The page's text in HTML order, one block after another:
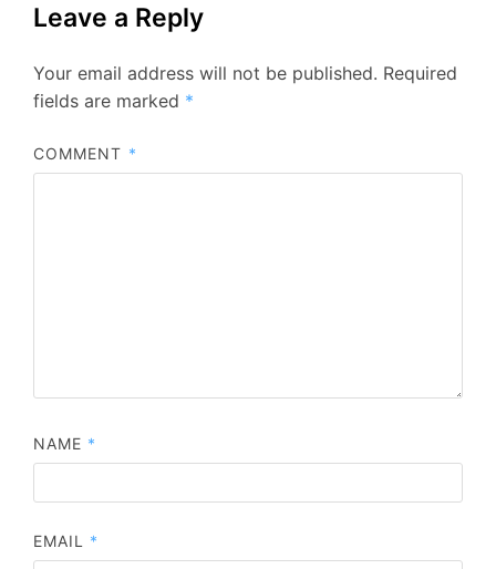
Leave a Reply
Your email address will not be published. Required
fields are marked *
COMMENT *
NAME *
EMAIL *